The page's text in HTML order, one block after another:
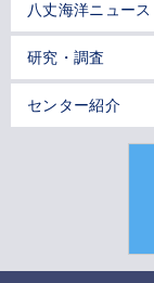
八丈海洋ニュース
研究・調査
センター紹介